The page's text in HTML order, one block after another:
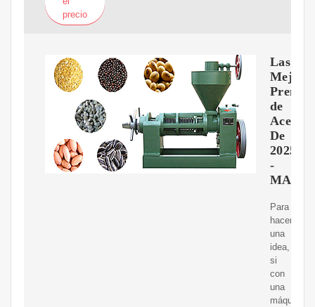
precio
Las
Prensas
de
Aceite
De
2025
-
Para
hacernos
una
idea,
si
con
una
máquina